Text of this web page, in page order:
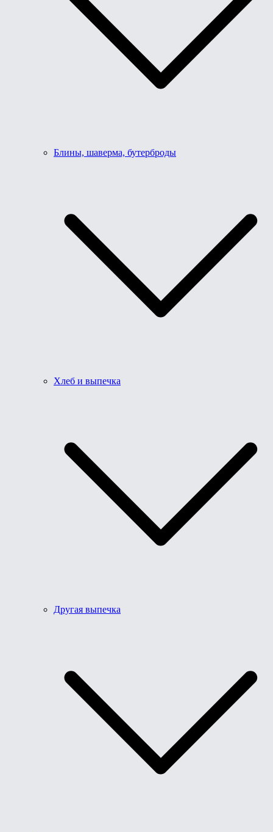
Блины, шаверма, бутерброды
Хлеб и выпечка
Другая выпечка